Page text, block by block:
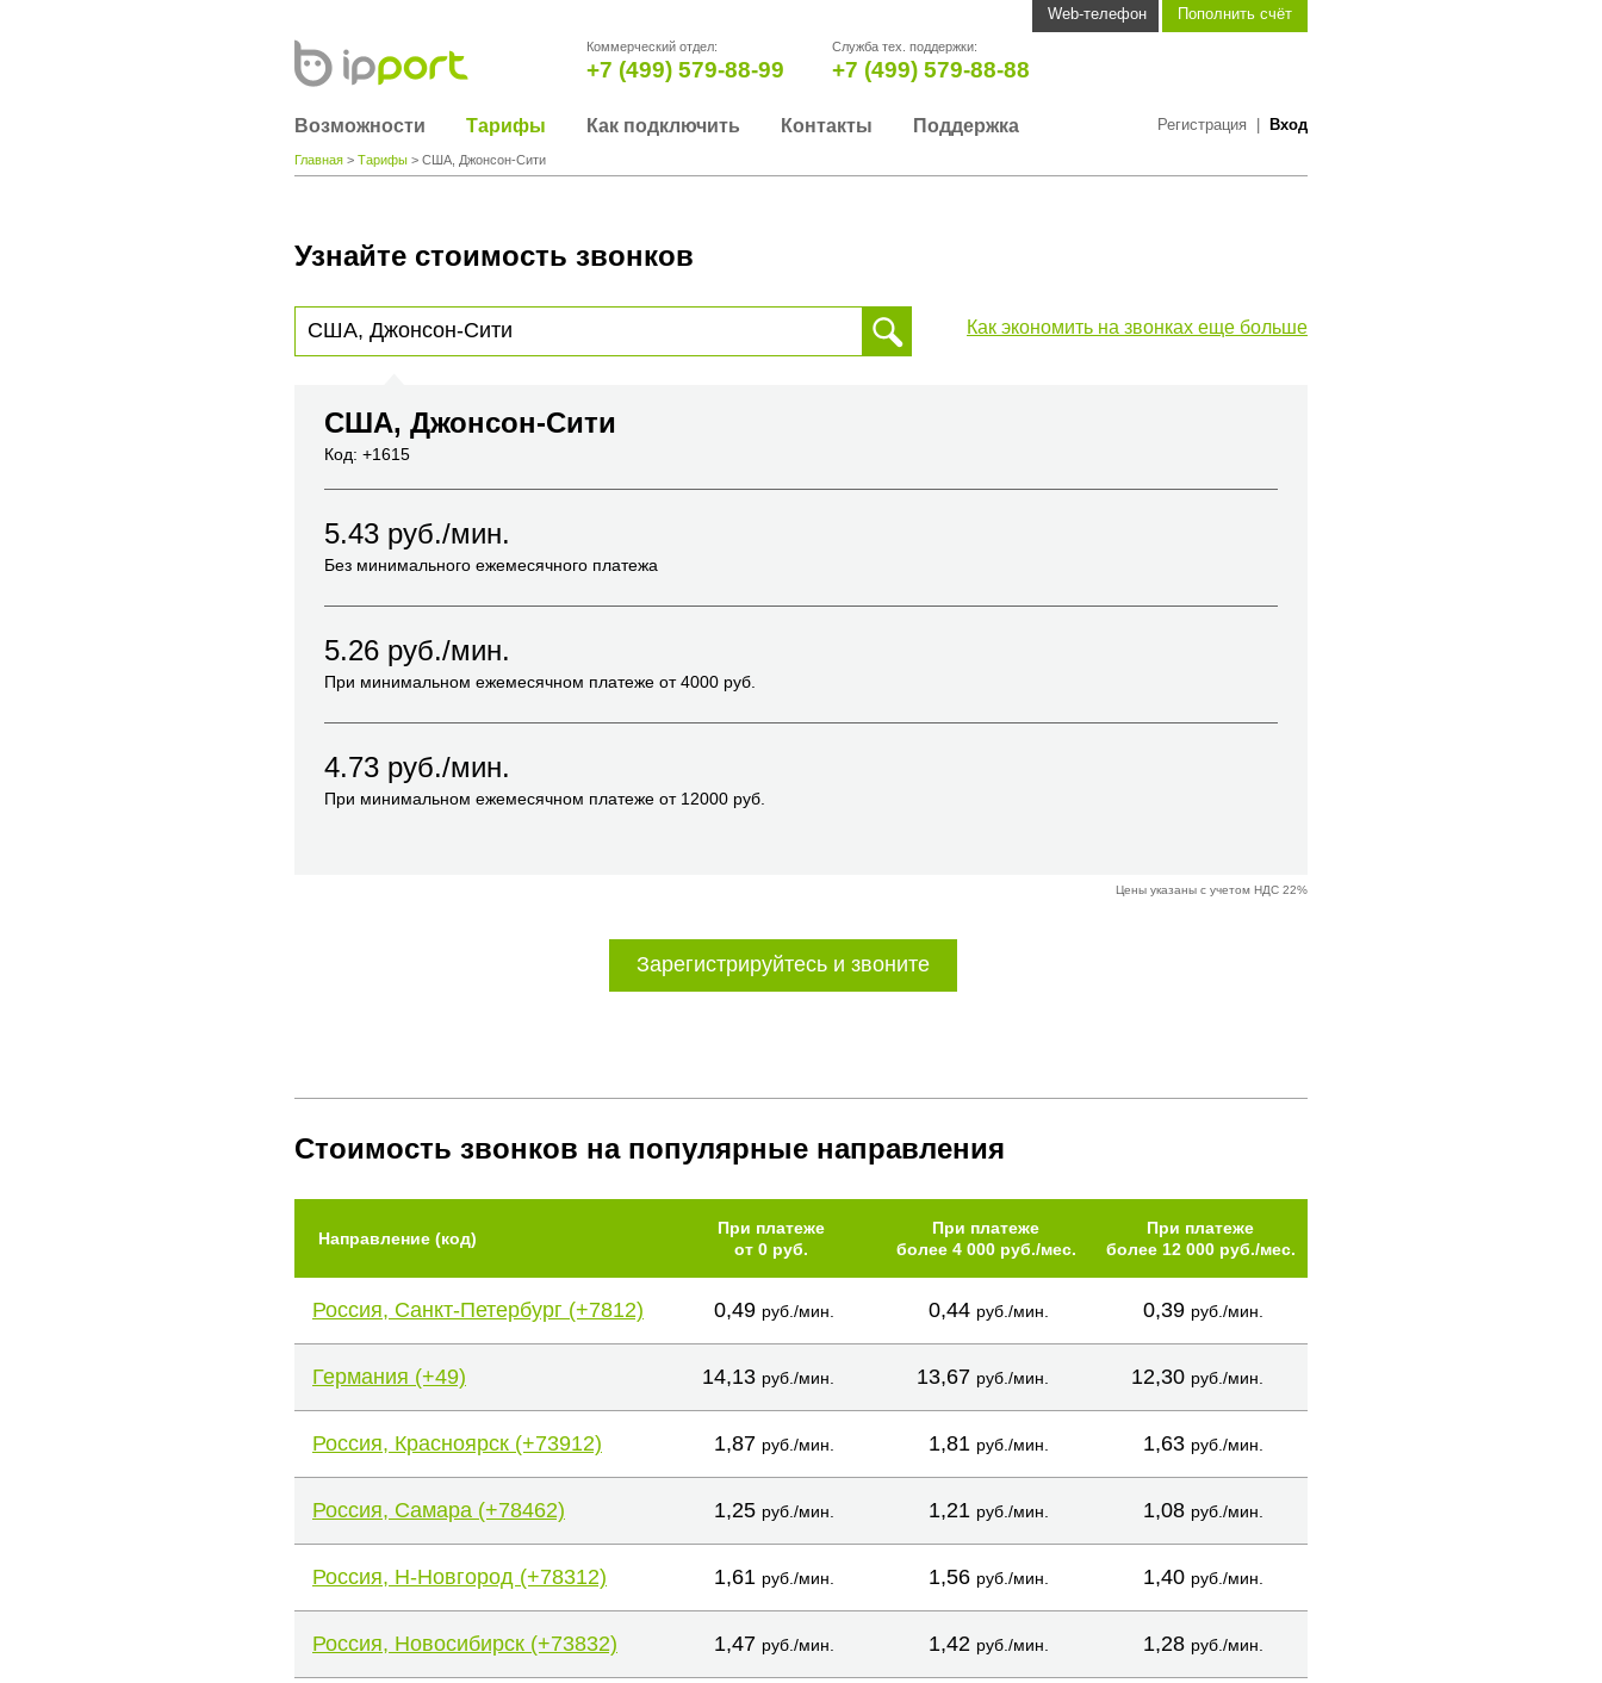
Web-телефон Пополнить счёт
Коммерческий отдел:
+7 (499) 579-88-99
Служба тех. поддержки:
+7 (499) 579-88-88
Регистрация Вход
Возможности Тарифы Как подключить Контакты Поддержка
Главная > Тарифы > США, Джонсон-Сити
Как экономить на звонках еще больше
Узнайте стоимость звонков
США, Джонсон-Сити
Код: +1615
5.43 руб./мин.
Без минимального ежемесячного платежа
5.26 руб./мин.
При минимальном ежемесячном платеже от4000 руб.
4.73 руб./мин.
При минимальном ежемесячном платеже от 12000 руб.
Цены указаны с учетом НДС 22%
Зарегистрируйтесь и звоните
Стоимость звонков на популярные направления
Направление (код)
При платеже
от 0 руб.
При платеже
более 4 000 руб./мес.
При платеже
более 12 000 руб./мес.
Россия, Санкт-Петербург (+7812) 0,49 руб./мин. 0,44 руб./мин. 0,39 руб./мин.
Германия (+49) 14,13 руб./мин. 13,67 руб./мин. 12,30 руб./мин.
Россия, Красноярск (+73912) 1,87 руб./мин. 1,81 руб./мин. 1,63 руб./мин.
Россия, Самара (+78462) 1,25 руб./мин. 1,21 руб./мин. 1,08 руб./мин.
Россия, Н-Новгород (+78312) 1,61 руб./мин. 1,56 руб./мин. 1,40 руб./мин.
Россия, Новосибирск (+73832) 1,47 руб./мин. 1,42 руб./мин. 1,28 руб./мин.